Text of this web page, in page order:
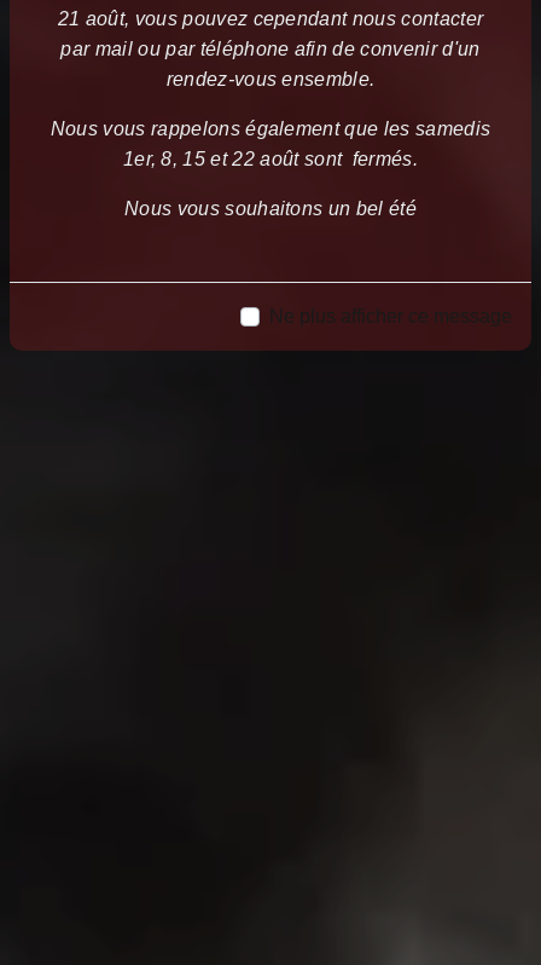
21 août, vous pouvez cependant nous contacter
par mail ou par téléphone afin de convenir d'un
rendez-vous ensemble.
Nous vous rappelons également que les samedis
1er, 8, 15 et 22 août sont fermés.
Nous vous souhaitons un bel été
Ne plus afficher ce message